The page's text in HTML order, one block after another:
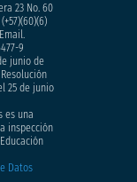
23 No. 60
(60)(6)
9
junio de
25 de junio
es una
inspección
Datos